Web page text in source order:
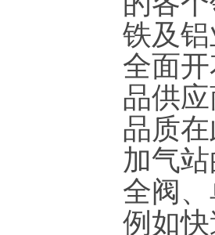
铁及
全面
品供
品质
加气
全阀
例如